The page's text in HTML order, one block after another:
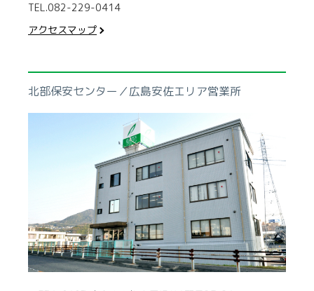
TEL.082-229-0414
アクセスマップ
北部保安センター／広島安佐エリア営業所